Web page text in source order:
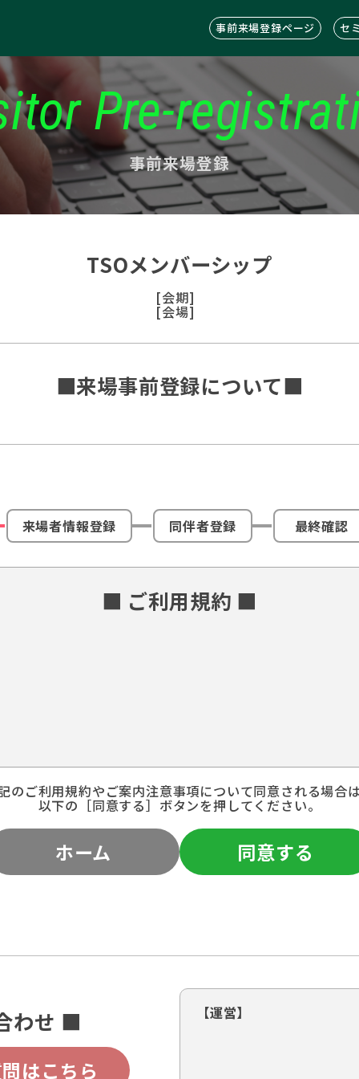
事前来場登録ページ セ
Pre-
事前来場登録
TSOメンバーシップ
[会期]
[会場]
■来場事前登録について■
来場者情報登録 同伴者登録 最終確認
■ ご利用規約 ■
のご利用規約やご案内注意事項について同意される場合
以下の［同意する］ボタンを押してください。
ホーム 同意する
わせ ■
はこちら
【運営】